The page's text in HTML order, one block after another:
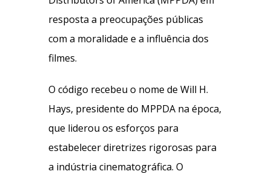
resposta a preocupações públicas
com a moralidade e a influência dos
filmes.
O código recebeu o nome de Will H.
Hays, presidente do MPPDA na época,
que liderou os esforços para
estabelecer diretrizes rigorosas para
a indústria cinematográfica. O